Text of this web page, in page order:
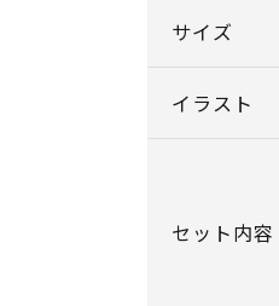
サイズ
イラスト
セット内容